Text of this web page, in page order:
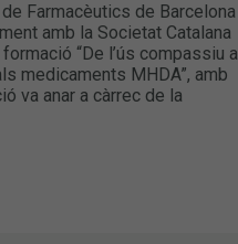
Farmacèutics de Barcelona
amb la Societat Catalana
“De l’ús compassiu al
medicaments MHDA”, amb
va anar a càrrec de la